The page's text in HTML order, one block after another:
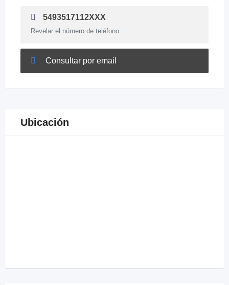
5493517112XXX
Revelar el número de teléfono
Consultar por email
Ubicación